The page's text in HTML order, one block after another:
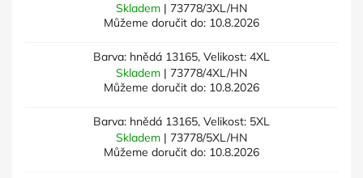
Skladem | 73778/3XL/HN
Můžeme doručit do: 10.8.2026
Barva: hnědá 13165, Velikost: 4XL
Skladem | 73778/4XL/HN
Můžeme doručit do: 10.8.2026
Barva: hnědá 13165, Velikost: 5XL
Skladem | 73778/5XL/HN
Můžeme doručit do: 10.8.2026